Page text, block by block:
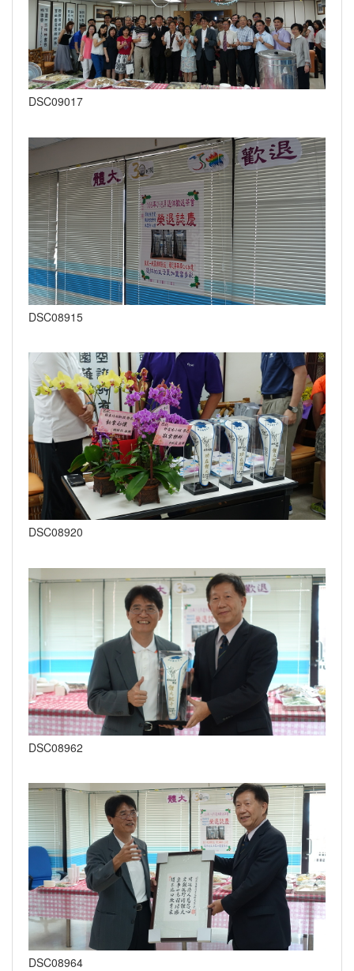
DSC09017
DSC08915
DSC08920
DSC08962
DSC08964